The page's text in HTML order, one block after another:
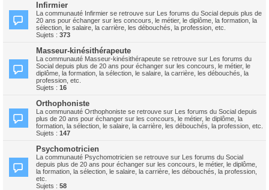
Infirmier
La communauté Infirmier se retrouve sur Les forums du Social depuis plus de
20 ans pour échanger sur les concours, le métier, le diplôme, la formation, la
sélection, le salaire, la carrière, les débouchés, la profession, etc.
Sujets : 373
Masseur-kinésithérapeute
La communauté Masseur-kinésithérapeute se retrouve sur Les forums du
Social depuis plus de 20 ans pour échanger sur les concours, le métier, le
diplôme, la formation, la sélection, le salaire, la carrière, les débouchés, la
profession, etc.
Sujets : 16
Orthophoniste
La communauté Orthophoniste se retrouve sur Les forums du Social depuis
plus de 20 ans pour échanger sur les concours, le métier, le diplôme, la
formation, la sélection, le salaire, la carrière, les débouchés, la profession, etc.
Sujets : 147
Psychomotricien
La communauté Psychomotricien se retrouve sur Les forums du Social
depuis plus de 20 ans pour échanger sur les concours, le métier, le diplôme,
la formation, la sélection, le salaire, la carrière, les débouchés, la profession,
etc.
Sujets : 58